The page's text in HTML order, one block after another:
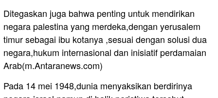
Ditegaskan juga bahwa penting untuk mendirikan
negara palestina yang merdeka,dengan yerusalem
timur sebagai ibu kotanya ,sesuai dengan solusi dua
negara,hukum internasional dan inisiatif perdamaian
Arab(m.Antaranews.com)
Pada 14 mei 1948,dunia menyaksikan berdirinya